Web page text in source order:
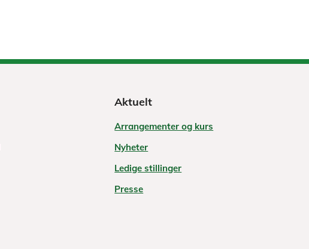
Aktuelt
Arrangementer og kurs
Nyheter
Ledige stillinger
Presse